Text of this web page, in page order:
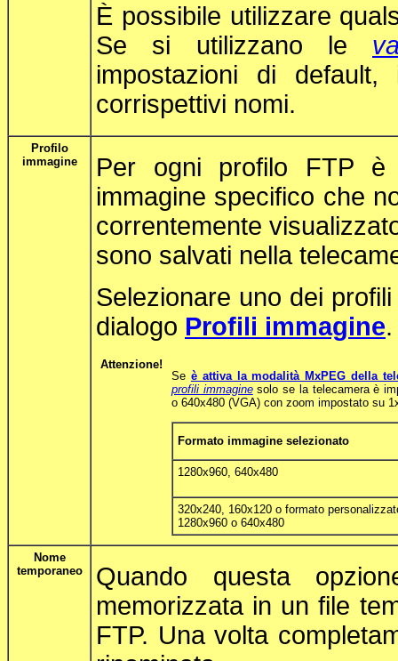
È possibile utilizzare
Se si utilizzano le
impostazioni di
corrispettivi nomi.
Profilo
immagine
Per ogni profilo FTP è
immagine specifico che
correntemente
sono salvati nella
Selezionare uno dei
dialogo Profili immagine.
Attenzione!
Se è attiva la modalità MxPEG della
profili immaginesolo se la telecamera è
o 640x480 (VGA) con zoom impostato su
Formato immagine selezionato
1280x960, 640x480
320x240, 160x120 o formato
1280x960 o 640x480
Nome
temporaneo
Quando questa
memorizzata in un file
FTP. Una volta